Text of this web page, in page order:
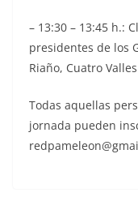
– 13:30 – 13:45 h.:
presidentes de los
Riaño, Cuatro
Todas aquellas
jornada pueden